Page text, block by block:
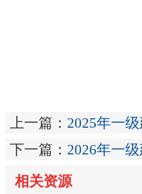
上一篇： 2025年一
下一篇： 2026年一
相关资源